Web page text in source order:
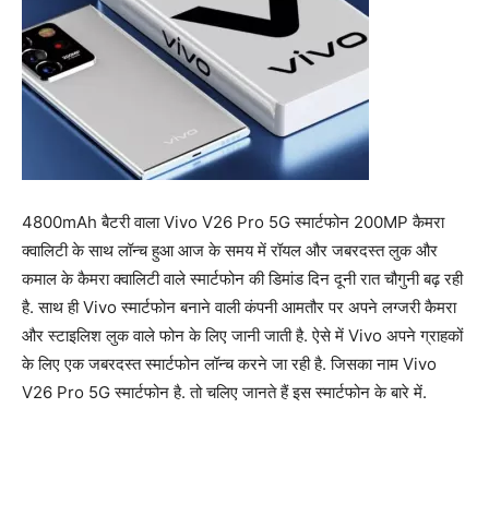
4800mAh बैटरी वाला Vivo V26 Pro 5G स्मार्टफोन 200MP कैमरा
क्वालिटी के साथ लॉन्च हुआ आज के समय में रॉयल और जबरदस्त लुक और
कमाल के कैमरा क्वालिटी वाले स्मार्टफोन की डिमांड दिन दूनी रात चौगुनी बढ़ रही
है. साथ ही Vivo स्मार्टफोन बनाने वाली कंपनी आमतौर पर अपने लग्जरी कैमरा
और स्टाइलिश लुक वाले फोन के लिए जानी जाती है. ऐसे में Vivo अपने ग्राहकों
के लिए एक जबरदस्त स्मार्टफोन लॉन्च करने जा रही है. जिसका नाम Vivo
V26 Pro 5G स्मार्टफोन है. तो चलिए जानते हैं इस स्मार्टफोन के बारे में.